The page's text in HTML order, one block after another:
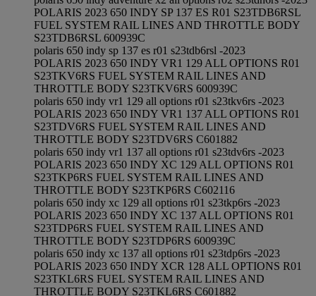
POLARIS 2023 650 INDY SP 137 ES R01 S23TDB6RSL
FUEL SYSTEM RAIL LINES AND THROTTLE BODY
S23TDB6RSL 600939C
polaris 650 indy sp 137 es r01 s23tdb6rsl -2023
POLARIS 2023 650 INDY VR1 129 ALL OPTIONS R01
S23TKV6RS FUEL SYSTEM RAIL LINES AND
THROTTLE BODY S23TKV6RS 600939C
polaris 650 indy vr1 129 all options r01 s23tkv6rs -2023
POLARIS 2023 650 INDY VR1 137 ALL OPTIONS R01
S23TDV6RS FUEL SYSTEM RAIL LINES AND
THROTTLE BODY S23TDV6RS C601882
polaris 650 indy vr1 137 all options r01 s23tdv6rs -2023
POLARIS 2023 650 INDY XC 129 ALL OPTIONS R01
S23TKP6RS FUEL SYSTEM RAIL LINES AND
THROTTLE BODY S23TKP6RS C602116
polaris 650 indy xc 129 all options r01 s23tkp6rs -2023
POLARIS 2023 650 INDY XC 137 ALL OPTIONS R01
S23TDP6RS FUEL SYSTEM RAIL LINES AND
THROTTLE BODY S23TDP6RS 600939C
polaris 650 indy xc 137 all options r01 s23tdp6rs -2023
POLARIS 2023 650 INDY XCR 128 ALL OPTIONS R01
S23TKL6RS FUEL SYSTEM RAIL LINES AND
THROTTLE BODY S23TKL6RS C601882